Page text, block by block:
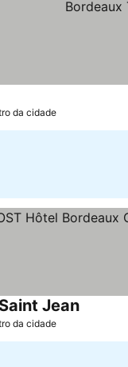
da cidade
Jean
da cidade